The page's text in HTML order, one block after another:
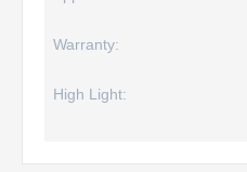
Warranty:
High Light: